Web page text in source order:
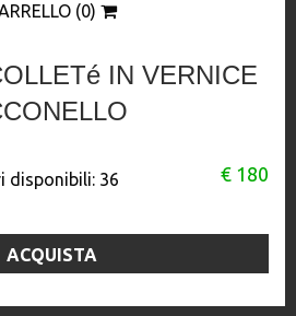
CONTACT
(0)
IN VERNICE
€ 180
disponibili:36
ACQUISTA